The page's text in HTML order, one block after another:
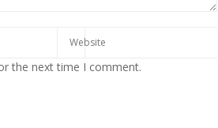
the next time I comment.